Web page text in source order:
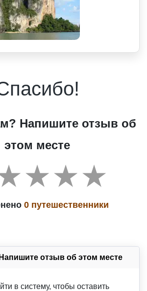
Напишите отзыв об
этом месте
0 путешественники
отзыв об этом месте
в систему, чтобы оставить